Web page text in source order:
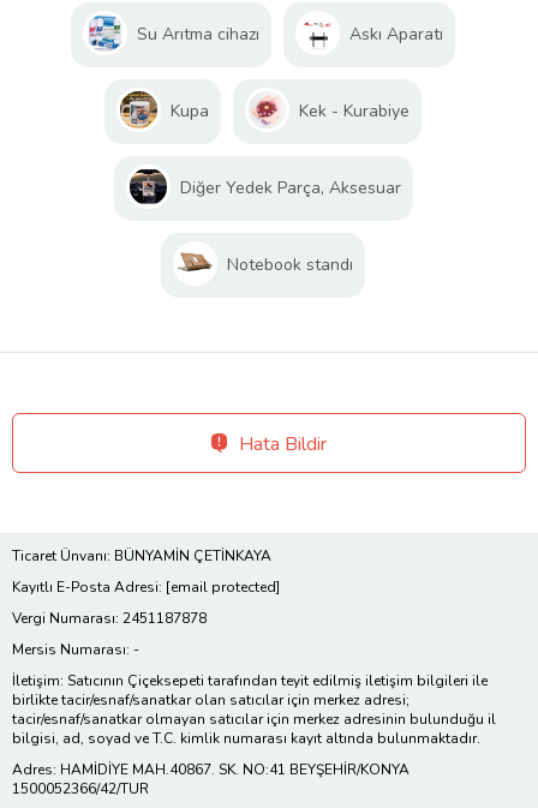
Su Arıtma cihazı Askı Aparatı
Kupa Kek - Kurabiye
Diğer Yedek Parça, Aksesuar
Notebook standı
Hata Bildir
Ticaret Ünvanı: BÜNYAMİN ÇETİNKAYA
Kayıtlı E-Posta Adresi: [email protected]
Vergi Numarası: 2451187878
Mersis Numarası: -
İletişim: Satıcının Çiçeksepeti tarafından teyit edilmiş iletişim bilgileri ile
birlikte tacir/esnaf/sanatkar olan satıcılar için merkez adresi;
tacir/esnaf/sanatkar olmayan satıcılar için merkez adresinin bulunduğu il
bilgisi, ad, soyad ve T.C. kimlik numarası kayıt altında bulunmaktadır.
Adres: HAMİDİYE MAH.40867. SK. NO:41 BEYŞEHİR/KONYA
1500052366/42/TUR